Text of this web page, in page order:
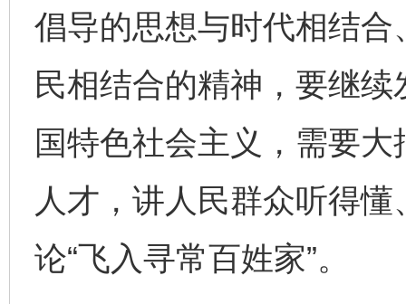
倡导的思想与时代相结
民相结合的精神，要继
国特色社会主义，需要
人才，讲人民群众听得
论“飞入寻常百姓家”。